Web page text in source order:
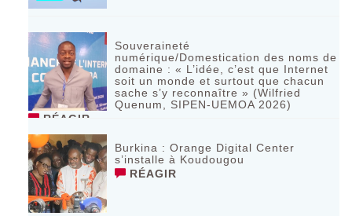
Souveraineté
numérique/Domestication des noms de
domaine : « L’idée, c’est que Internet
soit un monde et surtout que chacun
sache s’y reconnaître » (Wilfried
Quenum, SIPEN-UEMOA 2026)
RÉAGIR
Burkina : Orange Digital Center
s’installe à Koudougou
RÉAGIR